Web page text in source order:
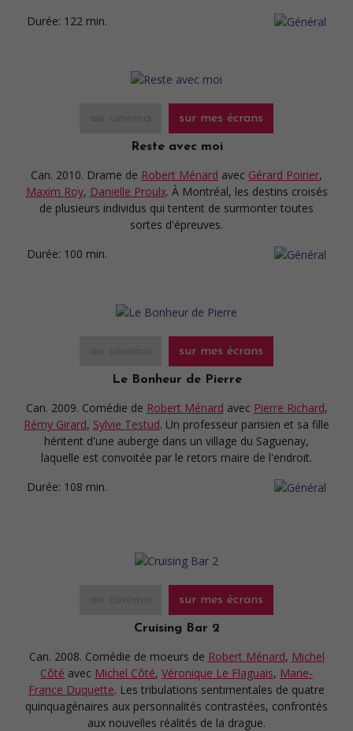
Durée: 122 min.
sur mes écrans
Reste avec moi
Can. 2010. Drame de Robert Ménard avec Gérard Poirier,
Maxim Roy, Danielle Proulx. À Montréal, les destins croisés
de plusieurs individus qui tentent de surmonter toutes
sortes d'épreuves.
Durée: 100 min.
sur mes écrans
Le Bonheur de Pierre
Can. 2009. Comédie de Robert Ménard avec Pierre Richard,
Rémy Girard, Sylvie Testud. Un professeur parisien et sa fille
héritent d'une auberge dans un village du Saguenay,
laquelle est convoitée par le retors maire de l'endroit.
Durée: 108 min.
sur mes écrans
Cruising Bar 2
Can. 2008. Comédie de moeurs de Robert Ménard, Michel
Côté avec Michel Côté, Véronique Le Flaguais, Marie-
France Duquette. Les tribulations sentimentales de quatre
quinquagénaires aux personnalités contrastées, confrontés
aux nouvelles réalités de la drague.